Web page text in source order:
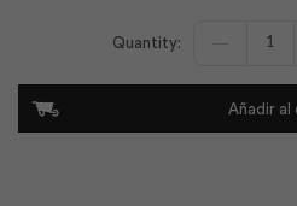
6.5cmAñadir al